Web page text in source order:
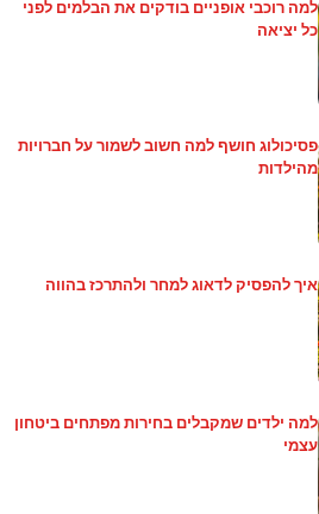
למה רוכבי אופניים בודקים את הבלמים לפני
כל יציאה
פסיכולוג חושף למה חשוב לשמור על חברויות
מהילדות
איך להפסיק לדאוג למחר ולהתרכז בהווה
למה ילדים שמקבלים בחירות מפתחים ביטחון
עצמי